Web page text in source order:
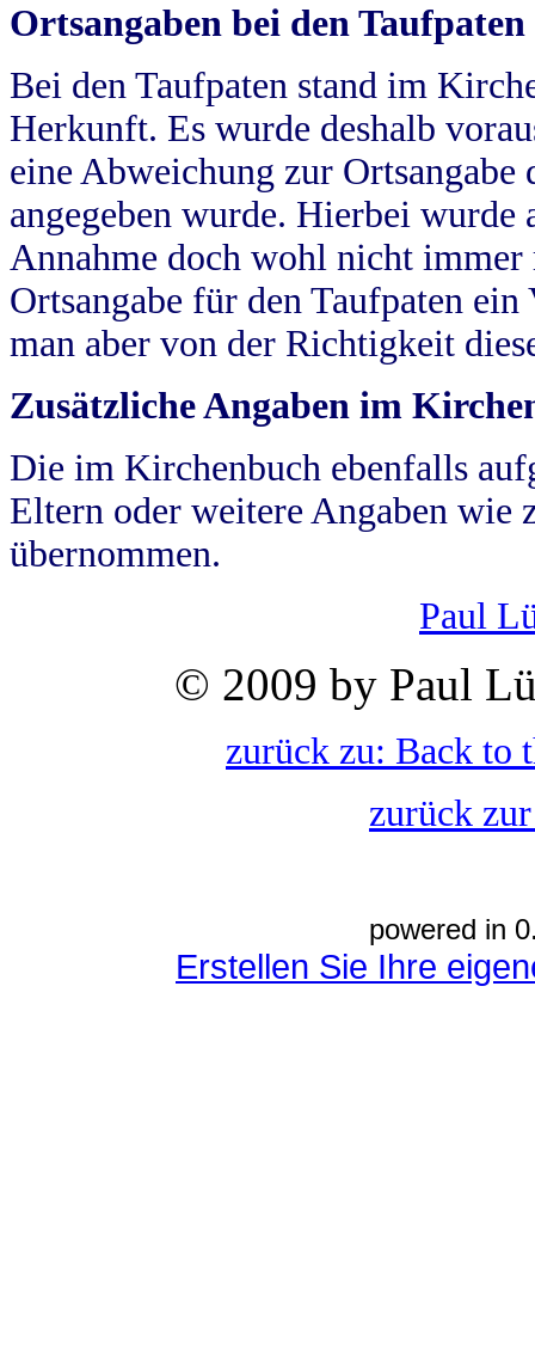
Ortsangaben bei den Taufpaten
Bei den Taufpaten stand im
Herkunft. Es wurde deshalb
eine Abweichung zur
angegeben wurde. Hierbei wurde
Annahme doch wohl nicht
Ortsangabe für den Taufpaten
man aber von der Richtigkeit
Zusätzliche Angaben im
Die im Kirchenbuch ebenfalls
Eltern oder weitere Angaben wie
übernommen.
Paul
© 2009 by Paul
zurück zu: Back to
zurück
powered in
Erstellen Sie Ihre